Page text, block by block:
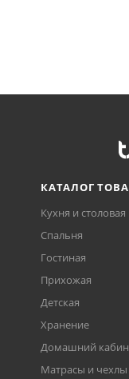
КАТАЛОГ
Кухня и столовая
Спальня
Гостиная
Прихожая
Детская
Хранение
Домашний
Матрасы и чехлы